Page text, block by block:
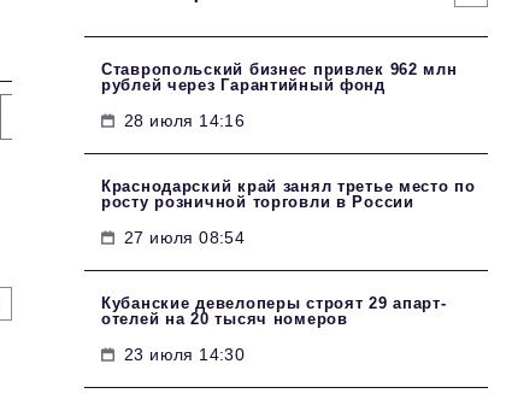
Интервью Сделано в России
Ставропольский бизнес привлек 962 млн
рублей через Гарантийный фонд
28 июля 14:16
Краснодарский край занял третье место по
росту розничной торговли в России
27 июля 08:54
Кубанские девелоперы строят 29 апарт-
отелей на 20 тысяч номеров
23 июля 14:30